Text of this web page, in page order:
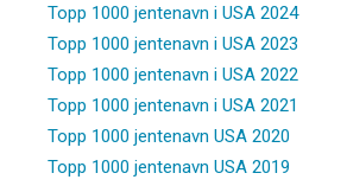
Topp 1000 jentenavn i USA 2024
Topp 1000 jentenavn i USA 2023
Topp 1000 jentenavn i USA 2022
Topp 1000 jentenavn i USA 2021
Topp 1000 jentenavn USA 2020
Topp 1000 jentenavn USA 2019